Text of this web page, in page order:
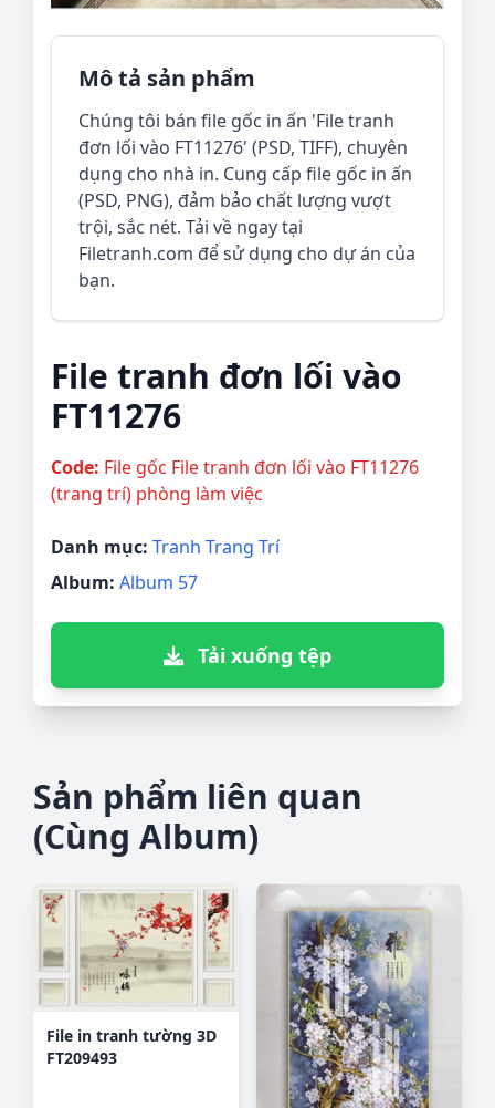
Mô tả sản phẩm
Chúng tôi bán file gốc in ấn 'File tranh
đơn lối vào FT11276' (PSD, TIFF), chuyên
dụng cho nhà in. Cung cấp file gốc in ấn
(PSD, PNG), đảm bảo chất lượng vượt
trội, sắc nét. Tải về ngay tại
Filetranh.com để sử dụng cho dự án của
bạn.
File tranh đơn lối vào
FT11276
Code: File gốc File tranh đơn lối vào FT11276
(trang trí) phòng làm việc
Danh mục: Tranh Trang Trí
Album: Album 57
Tải xuống tệp
Sản phẩm liên quan
(Cùng Album)
File in tranh tường 3D
FT209493